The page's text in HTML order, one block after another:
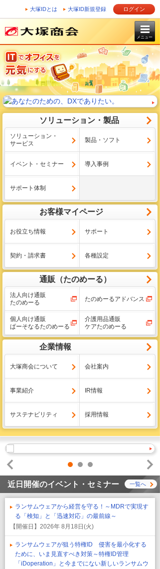
大塚IDとは 大塚ID新規登録 ログイン
メニュー
ソリューション・製品
ソリューション・
サービス
製品・ソフト
イベント・セミナー 導入事例
サポート体制
お客様マイページ
お役立ち情報 サポート
契約・請求書 各種設定
通販（たのめーる）
法人向け通販
たのめーる
たのめーるアドバンス
個人向け通販
ぱーそなるたのめーる
介護用品通販
ケアたのめーる
企業情報
大塚商会について 会社案内
事業紹介 IR情報
サステナビリティ 採用情報
1 2
3
Prev
Next
近日開催のイベント・セミナー 一覧へ
ランサムウェアから経営を守る！～MDRで実現す
る「検知」と「迅速対応」の最前線～
【開催日】 2026年 8月18日(火)
ランサムウェアが狙う特権ID 侵害を最小化する
ために、いま見直すべき対策～特権ID管理
「iDoperation」と今までにない新しいランサムウ